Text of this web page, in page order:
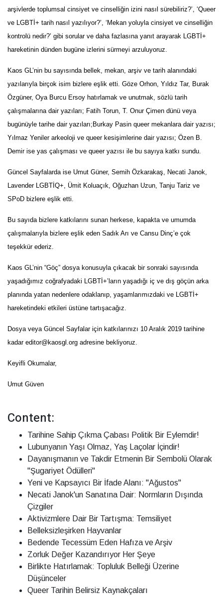
arşivlerde toplumsal cinsiyet ve cinselliğin izini nasıl sürebiliriz?’, ‘Queer
ve LGBTİ+ tarih nasıl yazılıyor?’, ‘Mekan yoluyla cinsiyet ve cinselliğin
kontrolü nedir?’ gibi sorular ve daha fazlasına yanıt arayarak LGBTİ+
hareketinin dünden bugüne izlerini sürmeyi arzuluyoruz.
Kaos GL’nin bu sayısında bellek, mekan, arşiv ve tarih alanındaki
yazılarıyla birçok isim bizlere eşlik etti. Göze Orhon, Yıldız Tar, Burak
Özgüner, Oya Burcu Ersoy hatırlamak ve unutmak, sözlü tarih
çalışmalarına dair yazıları; Fatih Torun, T. Onur Çimen dünü veya
bugünüyle tarihe dair yazıları;Burkay Pasin queer mekanlara dair yazısı;
Yılmaz Yeniler arkeoloji ve queer kesişimlerine dair yazısı; Özen B.
Demir ise yas çalışması ve queer yazısı ile bu sayıya katkı sundu.
Güncel Sayfalarda ise Umut Güner, Semih Özkarakaş, Necati Janok,
Lavender LGBTİQ+, Ümit Koluaçık, Oğuzhan Uzun, Tanju Tariz ve
SPoD bizlere eşlik etti.
Bu sayıda bizlere katkılarını sunan herkese, kapakta ve umumda
çalışmalarıyla bizlere eşlik eden Sadık Arı ve Cansu Dinç’e çok
teşekkür ederiz.
Kaos GL’nin “Göç” dosya konusuyla çıkacak bir sonraki sayısında
yaşadığımız coğrafyadaki LGBTİ+’ların yaşadığı iç ve dış göçün arka
planında yatan nedenlere odaklanıp, yaşamlarımızdaki ve LGBTİ+
hareketindeki etkileri üstüne tartışacağız.
Dosya veya Güncel Sayfalar için katkılarınızı 10 Aralık 2019 tarihine
kadar editor@kaosgl.org adresine bekliyoruz.
Keyifli Okumalar,
Umut Güven
Content:
Tarihine Sahip Çıkma Çabası Politik Bir Eylemdir!
Lubunyanın Yaşı Olmaz, Yaş Laçolar İçindir!
Dayanışmanın ve Takdir Etmenin Bir Sembolü Olarak
"Şugariyet Ödülleri"
Yeni ve Kapsayıcı Bir İfade Alanı: "Ağustos"
Necati Janok'un Sanatına Dair: Normların Dışında
Çizgiler
Aktivizmlere Dair Bir Tartışma: Temsiliyet
Belleksizleşirken Hayvanlar
Bedende Tecessüm Eden Hafıza ve Arşiv
Zorluk Değer Kazandırıyor Her Şeye
Birlikte Hatırlamak: Topluluk Belleği Üzerine
Düşünceler
Queer Tarihin Belirsiz Kaynakçaları